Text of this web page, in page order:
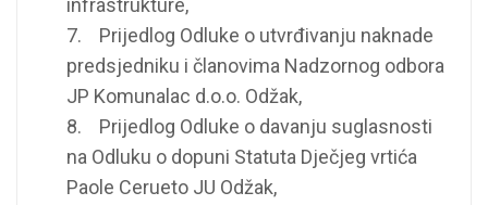
infrastrukture,
7. Prijedlog Odluke o utvrđivanju naknade
predsjedniku i članovima Nadzornog odbora
JP Komunalac d.o.o. Odžak,
8. Prijedlog Odluke o davanju suglasnosti
na Odluku o dopuni Statuta Dječjeg vrtića
Paole Cerueto JU Odžak,